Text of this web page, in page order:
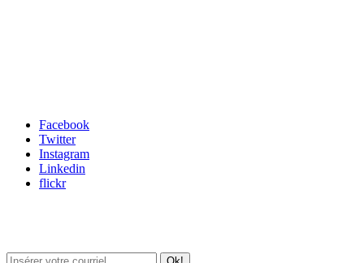
Facebook
Twitter
Instagram
Linkedin
flickr